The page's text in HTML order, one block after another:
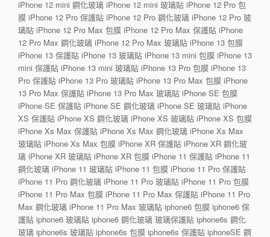
iPhone 12 mini 鋼化玻璃 iPhone 12 mini 玻璃貼 iPhone 12 Pro 包
膜 iPhone 12 Pro 保護貼 iPhone 12 Pro 鋼化玻璃 iPhone 12 Pro 玻
璃貼 iPhone 12 Pro Max 包膜 iPhone 12 Pro Max 保護貼 iPhone
12 Pro Max 鋼化玻璃 iPhone 12 Pro Max 玻璃貼 iPhone 13 包膜
iPhone 13 保護貼 iPhone 13 玻璃貼 iPhone 13 mini 包膜 iPhone 13
mini 保護貼 iPhone 13 mini 玻璃貼 iPhone 13 Pro 包膜 iPhone 13
Pro 保護貼 iPhone 13 Pro 玻璃貼 iPhone 13 Pro Max 包膜 iPhone
13 Pro Max 保護貼 iPhone 13 Pro Max 玻璃貼 iPhone SE 包膜
iPhone SE 保護貼 iPhone SE 鋼化玻璃 iPhone SE 玻璃貼 iPhone
XS 保護貼 iPhone XS 鋼化玻璃 iPhone XS 玻璃貼 iPhone XS 包膜
iPhone Xs Max 保護貼 iPhone Xs Max 鋼化玻璃 iPhone Xs Max
玻璃貼 iPhone Xs Max 包膜 iPhone XR 保護貼 iPhone XR 鋼化玻
璃 iPhone XR 玻璃貼 iPhone XR 包膜 iPhone 11 保護貼 iPhone 11
鋼化玻璃 iPhone 11 玻璃貼 iPhone 11 包膜 iPhone 11 Pro 保護貼
iPhone 11 Pro 鋼化玻璃 iPhone 11 Pro 玻璃貼 iPhone 11 Pro 包膜
iPhone 11 Pro Max 包膜 iPhone 11 Pro Max 保護貼 iPhone 11 Pro
Max 鋼化玻璃 iPhone 11 Pro Max 玻璃貼 iphone6 包膜 iphone6 保
護貼 iphone6 玻璃貼 iphone6 鋼化玻璃 玻璃保護貼 iphone6s 鋼化
玻璃 iphone6s 玻璃貼 iphone6s 包膜 iphone6s 保護貼 iphoneSE 鋼